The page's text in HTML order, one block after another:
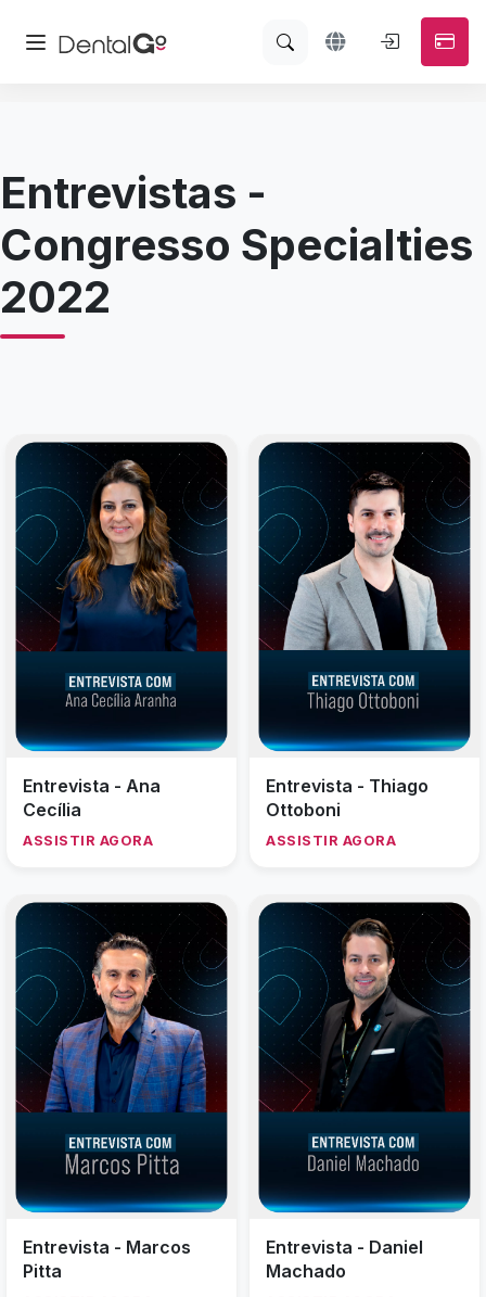
Entrevistas -
Congresso Specialties
2022
Entrevista - Ana
Cecília
ASSISTIR AGORA
Entrevista - Thiago
Ottoboni
ASSISTIR AGORA
Entrevista - Marcos
Pitta
Entrevista - Daniel
Machado